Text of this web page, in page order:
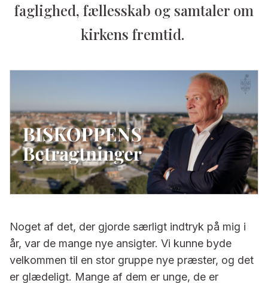
faglighed, fællesskab og samtaler om
kirkens fremtid.
Noget af det, der gjorde særligt indtryk på mig i
år, var de mange nye ansigter. Vi kunne byde
velkommen til en stor gruppe nye præster, og det
er glædeligt. Mange af dem er unge, de er